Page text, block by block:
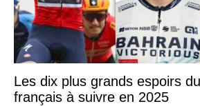
Les dix plus grands espoirs
français à suivre en 2025